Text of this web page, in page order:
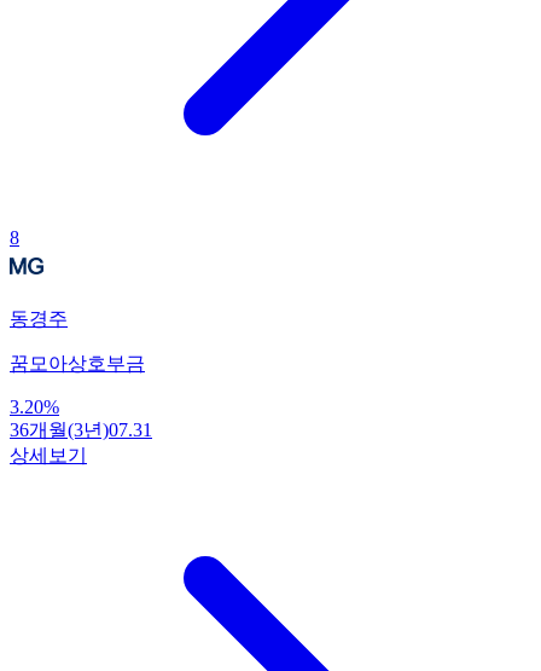
8
동경주
꿈모아상호부금
3.20%
36개월(3년)07.31
상세보기